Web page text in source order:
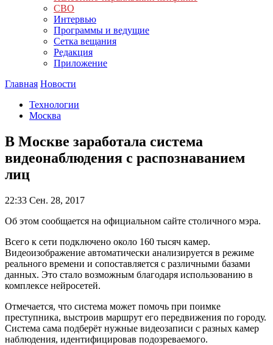
СВО
Интервью
Программы и ведущие
Сетка вещания
Редакция
Приложение
Главная Новости
Технологии
Москва
В Москве заработала система
видеонаблюдения с распознаванием
лиц
22:33 Сен. 28, 2017
Об этом сообщается на официальном сайте столичного мэра.
Всего к сети подключено около 160 тысяч камер.
Видеоизображение автоматически анализируется в режиме
реального времени и сопоставляется с различными базами
данных. Это стало возможным благодаря использованию в
комплексе нейросетей.
Отмечается, что система может помочь при поимке
преступника, выстроив маршрут его передвижения по городу.
Система сама подберёт нужные видеозаписи с разных камер
наблюдения, идентифицировав подозреваемого.